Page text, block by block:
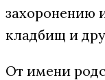
захоронению
кладбищ и
От имени